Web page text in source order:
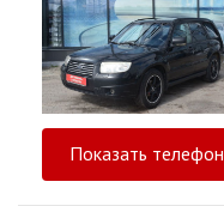
Показать телефон